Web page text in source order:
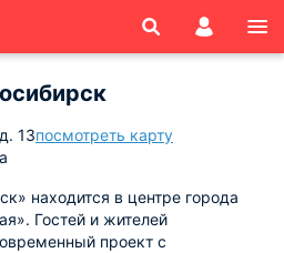
13​посмотреть карту
находится в центре города
Гостей и жителей
проект с